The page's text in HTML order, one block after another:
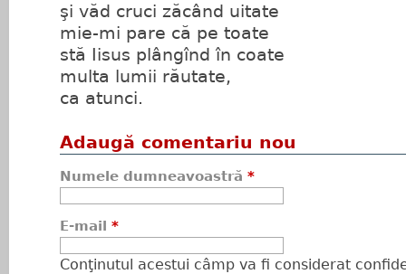
şi văd cruci zăcând uitate
mie-mi pare că pe toate
stă Iisus plângînd în coate
multa lumii răutate,
ca atunci.
Adaugă comentariu nou
Numele dumneavoastră *
E-mail *
Conţinutul acestui câmp va fi considerat